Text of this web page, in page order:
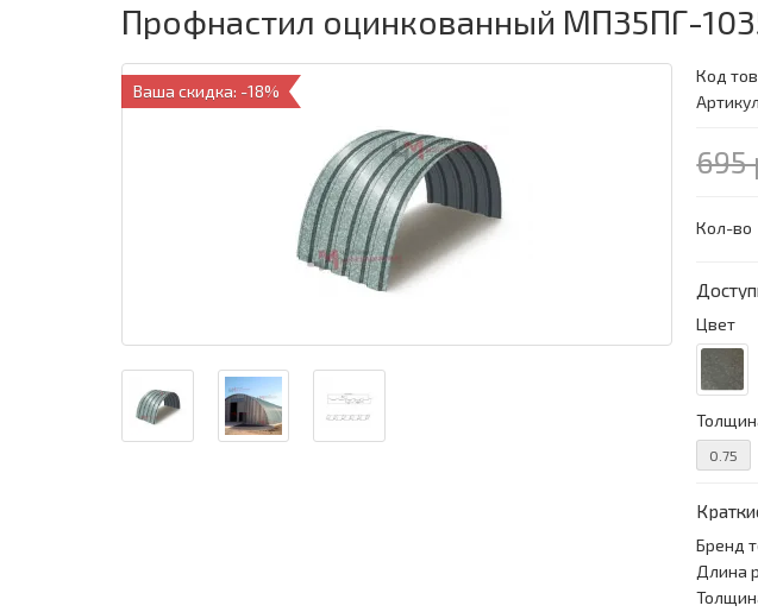
Профнастил оцинкованный МП35ПГ-
Ваша скидка: -18%
Код
695
Кол-во
Цвет
0.75
Бренд
Длина